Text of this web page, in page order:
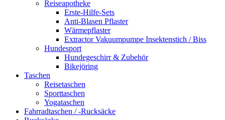
Reiseapotheke
Erste-Hilfe-Sets
Anti-Blasen Pflaster
Wärmepflaster
Extractor Vakuumpumpe Insektenstich / Biss
Hundesport
Hundegeschirr & Zubehör
Bikejöring
Taschen
Reisetaschen
Sporttaschen
Yogataschen
Fahrradtaschen / -Rucksäcke